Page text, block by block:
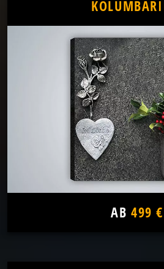
AB 499 €